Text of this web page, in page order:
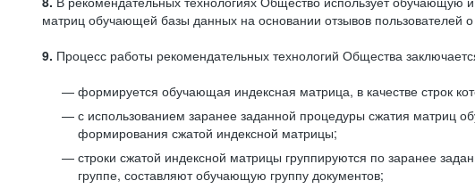
матриц обучающей базы данных на основании отзывов пользователей
9. Процесс работы рекомендательных технологий Общества
формируется обучающая индексная матрица, в качестве строк
с использованием заранее заданной процедуры сжатия матриц
формирования сжатой индексной матрицы;
строки сжатой индексной матрицы группируются по заранее
группе, составляют обучающую группу документов;